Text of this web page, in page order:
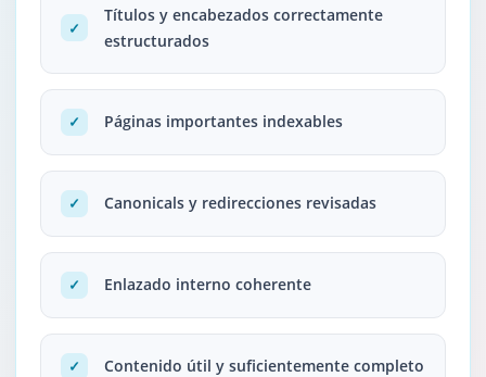
✓
Títulos y encabezados correctamente
estructurados
✓ Páginas importantes indexables
✓ Canonicals y redirecciones revisadas
✓ Enlazado interno coherente
✓ Contenido útil y suficientemente completo